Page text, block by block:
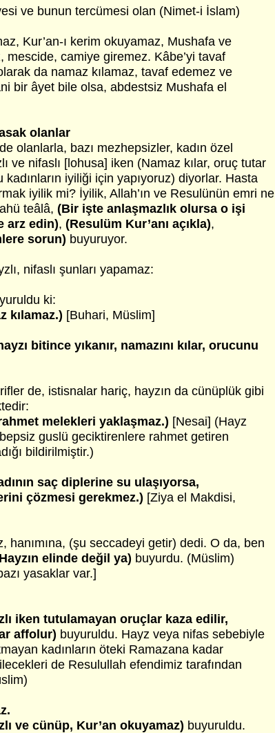
ve bunun tercümesi olan (Nimet-i İslam)
Kur’an-ı kerim okuyamaz, Mushafa ve
mescide, camiye giremez. Kâbe’yi tavaf
da namaz kılamaz, tavaf edemez ve
bir âyet bile olsa, abdestsiz Mushafa el
olanlar
olanlarla, bazı mezhepsizler, kadın özel
ve nifaslı [lohusa] iken (Namaz kılar, oruç tutar
kadınların iyiliği için yapıyoruz) diyorlar. Hasta
iyilik mi? İyilik, Allah’ın ve Resulünün emri ne
teâlâ, (Bir işte anlaşmazlık olursa o işi
arz edin), (Resulüm Kur’anı açıkla),
sorun) buyuruyor.
nifaslı şunları yapamaz:
ki:
kılamaz.) [Buhari, Müslim]
bitince yıkanır, namazını kılar, orucunu
de, istisnalar hariç, hayzın da cünüplük gibi
melekleri yaklaşmaz.) [Nesai] (Hayz
guslü geciktirenlere rahmet getiren
bildirilmiştir.)
saç diplerine su ulaşıyorsa,
çözmesi gerekmez.) [Ziya el Makdisi,
hanımına, (şu seccadeyi getir) dedi. O da, ben
elinde değil ya) buyurdu. (Müslim)
yasaklar var.]
iken tutulamayan oruçlar kaza edilir,
affolur) buyuruldu. Hayz veya nifas sebebiyle
kadınların öteki Ramazana kadar
de Resulullah efendimiz tarafından
ve cünüp, Kur’an okuyamaz) buyuruldu.